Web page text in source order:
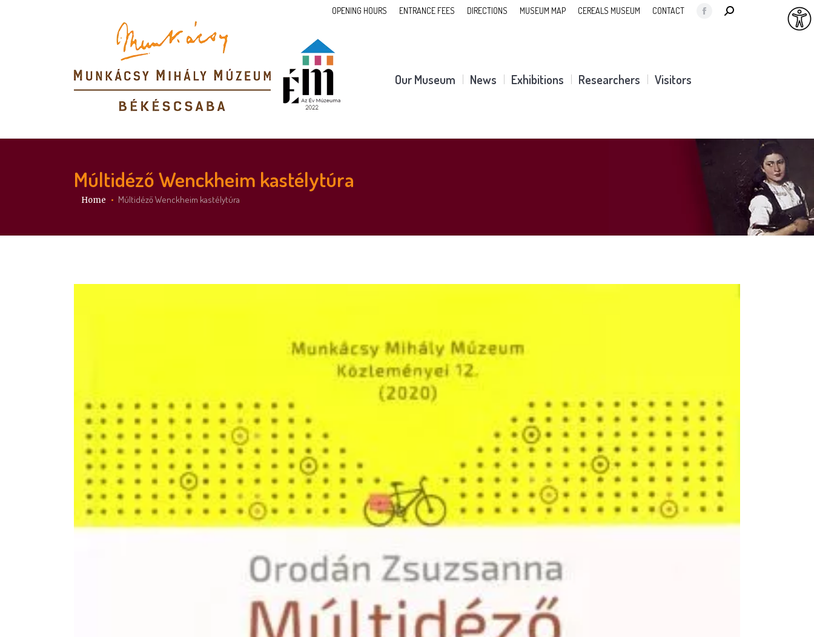
OPENING HOURS ENTRANCE FEES DIRECTIONS MUSEUM MAP CEREALS MUSEUM CONTACT
Facebook
SEARCH:
Our Museum News Exhibitions Researchers Visitors
Múltidéző Wenckheim kastélytúra
You are here:
Home Múltidéző Wenckheim kastélytúra